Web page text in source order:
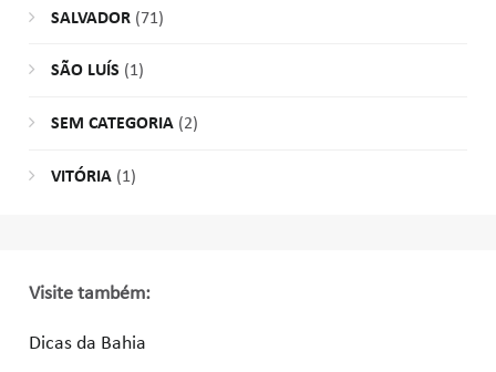
SALVADOR(71)
SÃO LUÍS (1)
SEM CATEGORIA(2)
VITÓRIA(1)
Visite também:
Dicas da Bahia